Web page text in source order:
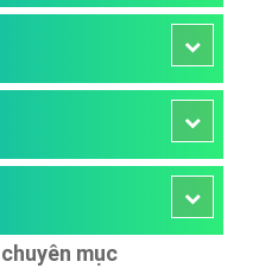
mục